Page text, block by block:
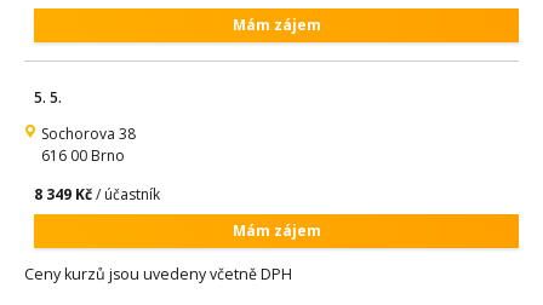
Mám zájem
5. 5.
Sochorova 38
616 00 Brno
8 349 Kč/ účastník
Mám zájem
Ceny kurzů jsou uvedeny včetně DPH